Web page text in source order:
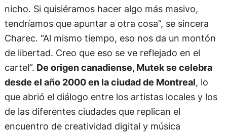
nicho. Si quisiéramos hacer algo más masivo,
tendríamos que apuntar a otra cosa”, se sincera
Charec. “Al mismo tiempo, eso nos da un montón
de libertad. Creo que eso se ve reflejado en el
cartel”. De origen canadiense, Mutek se celebra
desde el año 2000 en la ciudad de Montreal, lo
que abrió el diálogo entre los artistas locales y los
de las diferentes ciudades que replican el
encuentro de creatividad digital y música